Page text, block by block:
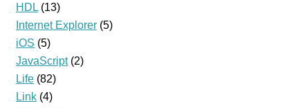
HDL (13)
Internet Explorer (5)
iOS (5)
JavaScript(2)
Life (82)
Link (4)